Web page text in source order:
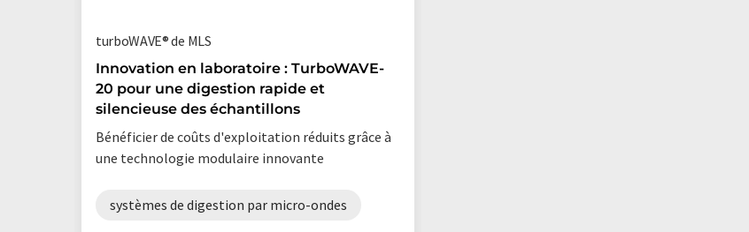
turboWAVE® de MLS
Innovation en laboratoire : TurboWAVE-
20 pour une digestion rapide et
silencieuse des échantillons
Bénéficier de coûts d'exploitation réduits grâce à
une technologie modulaire innovante
systèmes de digestion par micro-ondes